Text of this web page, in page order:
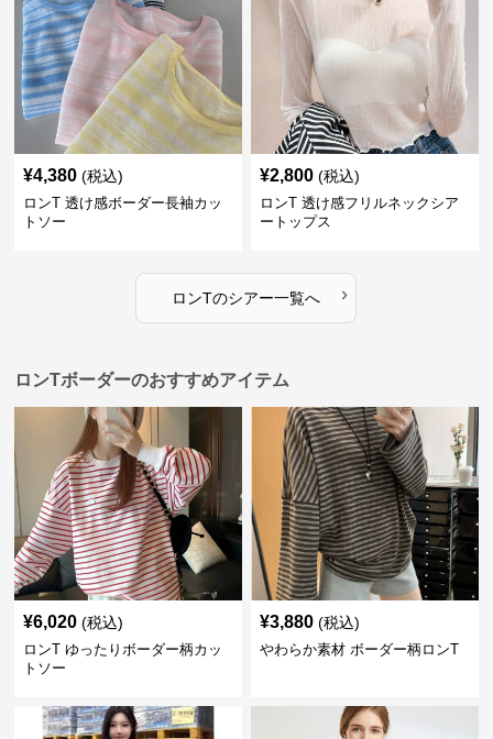
¥4,380 (税込)
ロンT 透け感ボーダー長袖カッ
トソー
¥2,800 (税込)
ロンT 透け感フリルネックシア
ートップス
ロンTのシアー一覧へ ›
ロンTボーダーのおすすめアイテム
¥6,020 (税込)
ロンT ゆったりボーダー柄カッ
トソー
¥3,880 (税込)
やわらか素材 ボーダー柄ロンT